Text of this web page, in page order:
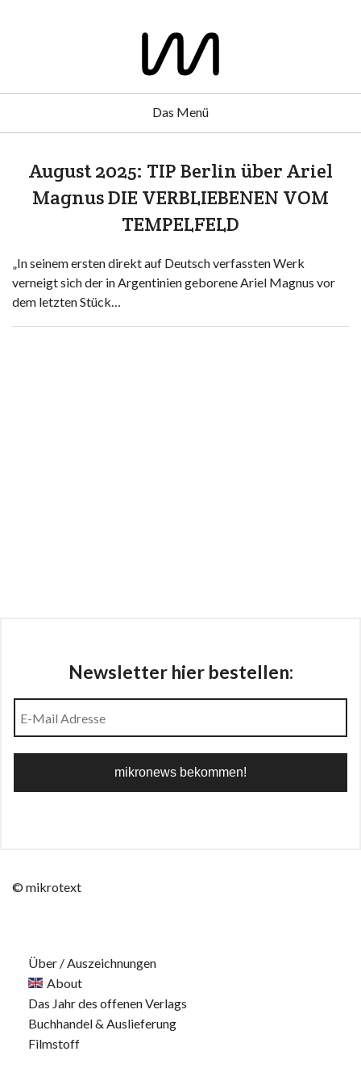
Das Menü
August 2025: TIP Berlin über Ariel
Magnus DIE VERBLIEBENEN VOM
TEMPELFELD
„In seinem ersten direkt auf Deutsch verfassten Werk
verneigt sich der in Argentinien geborene Ariel Magnus vor
dem letzten Stück…
Newsletter hier bestellen:
© mikrotext
Über / Auszeichnungen
About
Das Jahr des offenen Verlags
Buchhandel & Auslieferung
Filmstoff